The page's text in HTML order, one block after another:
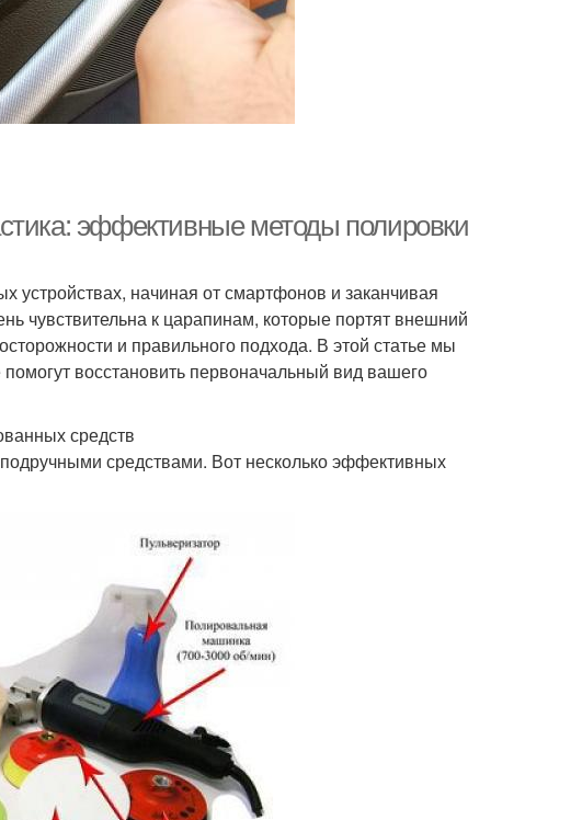
эффективные методы полировки
устройствах, начиная от смартфонов и заканчивая
чувствительна к царапинам, которые портят внешний
и правильного подхода. В этой статье мы
восстановить первоначальный вид вашего
средств
средствами. Вот несколько эффективных